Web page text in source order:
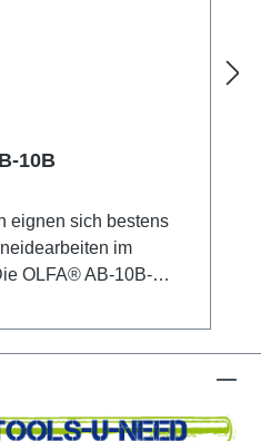
10B
eignen sich bestens
im
OLFA® AB-10B-
hergestellt, der im
OLFA-
wurde und so
Weitere